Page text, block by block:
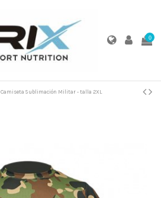
0
Camiseta Sublimación Militar - talla 2XL